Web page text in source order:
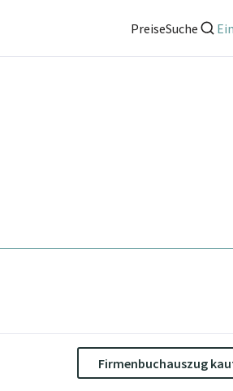
PreiseSuche
Firmenbuchauszug